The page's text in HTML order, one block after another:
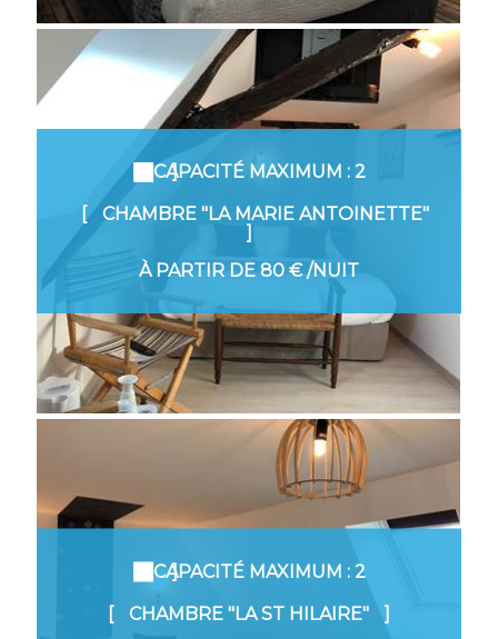
CAPACITÉ MAXIMUM : 2
CHAMBRE "LA MARIE ANTOINETTE"
À PARTIR DE 80 €/NUIT
CAPACITÉ MAXIMUM : 2
CHAMBRE "LA ST HILAIRE"